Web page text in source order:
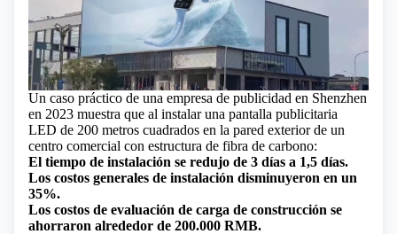
Un caso práctico de una empresa de publicidad en Shenzhen
en 2023 muestra que al instalar una pantalla publicitaria
LED de 200 metros cuadrados en la pared exterior de un
centro comercial con estructura de fibra de carbono:
El tiempo de instalación se redujo de 3 días a 1,5 días.
Los costos generales de instalación disminuyeron en un
35%.
Los costos de evaluación de carga de construcción se
ahorraron alrededor de 200.000 RMB.